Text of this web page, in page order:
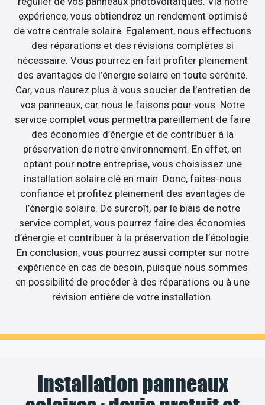
expérience, vous obtiendrez un rendement optimisé
de votre centrale solaire. Egalement, nous effectuons
des réparations et des révisions complètes si
nécessaire. Vous pourrez en fait profiter pleinement
des avantages de l’énergie solaire en toute sérénité.
Car, vous n’aurez plus à vous soucier de l’entretien de
vos panneaux, car nous le faisons pour vous. Notre
service complet vous permettra pareillement de faire
des économies d’énergie et de contribuer à la
préservation de notre environnement. En effet, en
optant pour notre entreprise, vous choisissez une
installation solaire clé en main. Donc, faites-nous
confiance et profitez pleinement des avantages de
l’énergie solaire. De surcroît, par le biais de notre
service complet, vous pourrez faire des économies
d’énergie et contribuer à la préservation de l’écologie.
En conclusion, vous pourrez aussi compter sur notre
expérience en cas de besoin, puisque nous sommes
en possibilité de procéder à des réparations ou à une
révision entière de votre installation.
Installation panneaux